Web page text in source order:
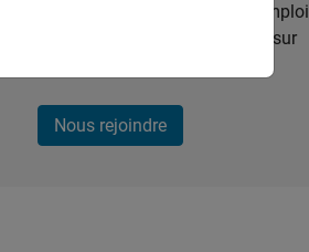
alertes pour des opportunités d'emploi
des articles et des actualités sur
Nous rejoindre